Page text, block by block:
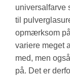
universalfarve
til
opmærksom
variere meget
med, men
på. Det er